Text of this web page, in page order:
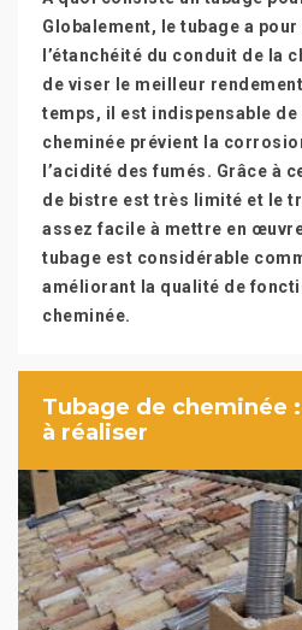
Globalement, le tubage a
l’étanchéité du conduit de la
de viser le meilleur
temps, il est indispensable de
cheminée prévient la
l’acidité des fumés. Grâce à
de bistre est très limité et le
assez facile à mettre en
tubage est considérable
améliorant la qualité de
cheminée.
Tubage de cheminée
à réaliser